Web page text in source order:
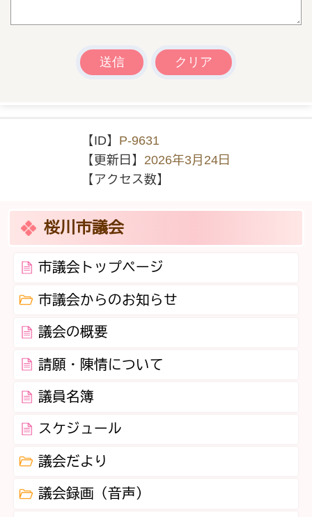
【ID】 P-9631
【更新日】 2026年3月24日
【アクセス数】
桜川市議会
市議会トップページ
市議会からのお知らせ
議会の概要
請願・陳情について
議員名簿
スケジュール
議会だより
議会録画（音声）